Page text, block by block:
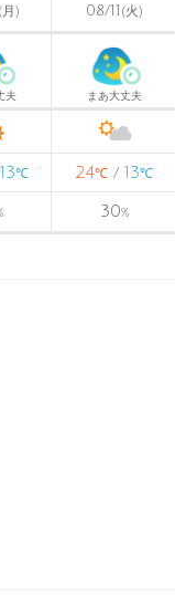
(月) 08/11 (火)
夫 まあ大丈夫
13℃ 24℃ / 13℃
30%